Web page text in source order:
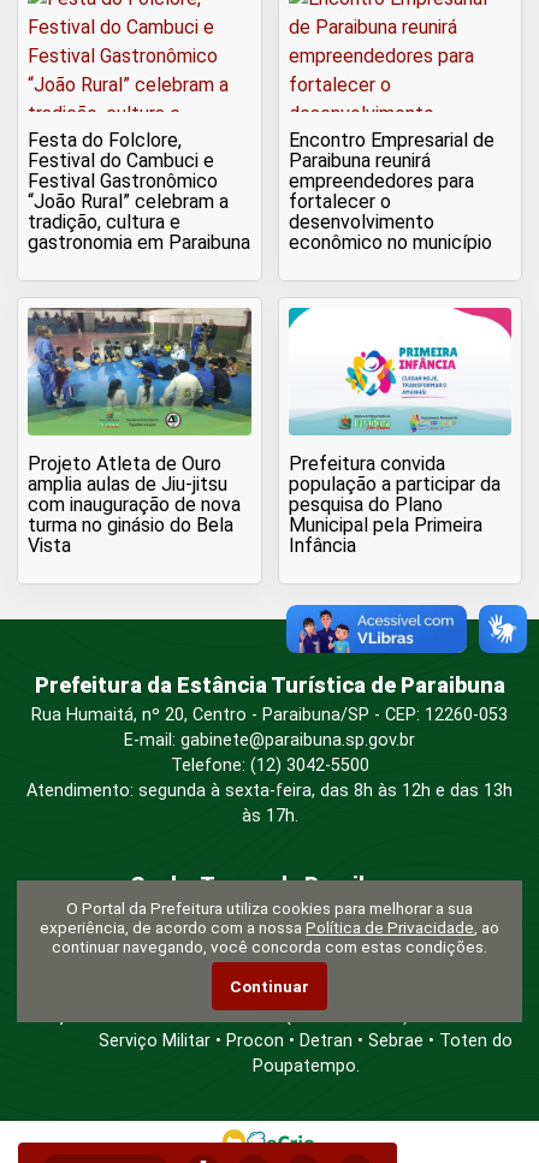
Festa do Folclore,
Festival do Cambuci e
Festival Gastronômico
“João Rural” celebram a
tradição, cultura e
gastronomia em Paraibuna
Encontro Empresarial de
Paraibuna reunirá
empreendedores para
fortalecer o
desenvolvimento
econômico no município
Projeto Atleta de Ouro
amplia aulas de Jiu-jitsu
com inauguração de nova
turma no ginásio do Bela
Vista
Prefeitura convida
população a participar da
pesquisa do Plano
Municipal pela Primeira
Infância
Prefeitura da Estância Turística de Paraibuna
Rua Humaitá, nº 20, Centro - Paraibuna/SP - CEP: 12260-053
E-mail: gabinete@paraibuna.sp.gov.br
Telefone: (12) 3042-5500
Atendimento: segunda à sexta-feira, das 8h às 12h e das 13h
às 17h.
Ganha Tempo de Paraibuna
Rua Cel. Camargo n° 142, Centro, Paraibuna/SP - CEP: 12260-
053
Telefone:(12) 3042-5500
segunda à sexta-feira, das 9h às 16h.
Protocolo • Tributos (IPTU e outros) • Junta de
Serviço Militar • Procon • Detran • Sebrae • Toten do
Poupatempo.
O Portal da Prefeitura utiliza cookies para melhorar a sua
experiência, de acordo com a nossa Política de Privacidade , ao
continuar navegando, você concorda com estas condições.
Continuar